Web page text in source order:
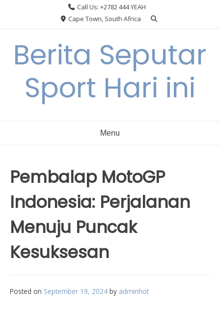
Call Us: +2782 444 YEAH
Cape Town, South Africa
Berita Seputar
Sport Hari ini
Menu
Pembalap MotoGP
Indonesia: Perjalanan
Menuju Puncak
Kesuksesan
Posted on September 19, 2024 by adminhot